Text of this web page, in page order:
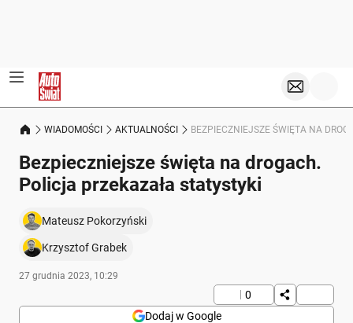
WIADOMOŚCI AKTUALNOŚCI BEZPIECZNIEJSZE ŚWIĘTA NA
Bezpieczniejsze święta na drogach.
Policja przekazała statystyki
Mateusz Pokorzyński
Krzysztof Grabek
27 grudnia 2023, 10:29
0
Dodaj w Google